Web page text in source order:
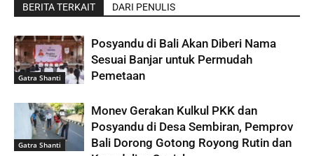
BERITA TERKAIT DARI PENULIS
Gatra Shanti
Posyandu di Bali Akan Diberi Nama
Sesuai Banjar untuk Permudah
Pemetaan
Gatra Shanti
Monev Gerakan Kulkul PKK dan
Posyandu di Desa Sembiran, Pemprov
Bali Dorong Gotong Royong Rutin dan